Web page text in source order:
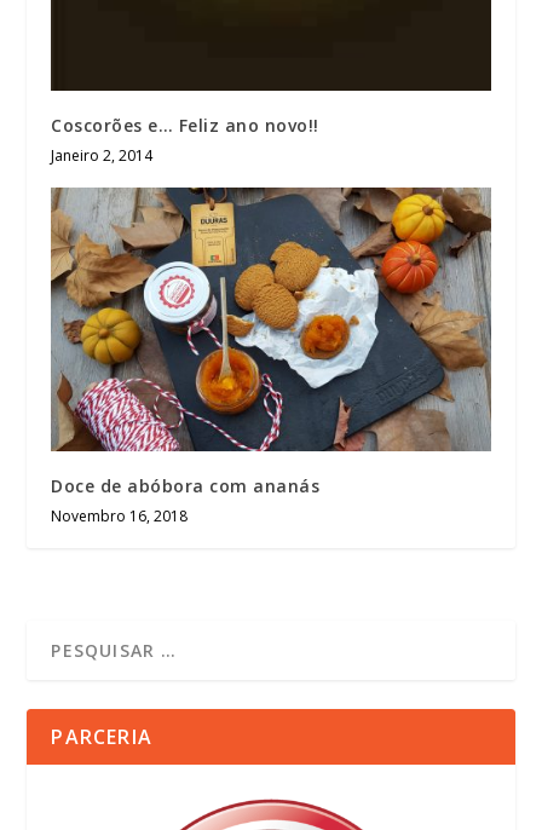
Coscorões e… Feliz ano novo!!
Janeiro 2, 2014
Doce de abóbora com ananás
Novembro 16, 2018
PARCERIA